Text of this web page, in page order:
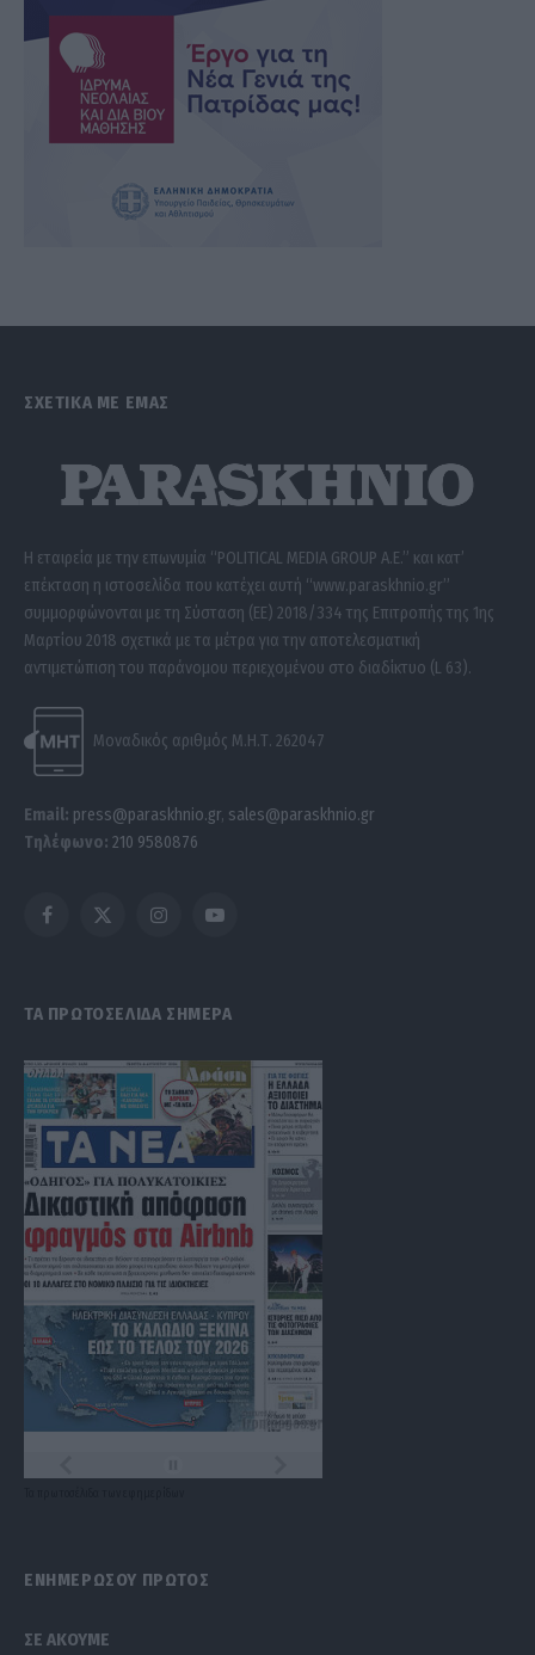
ΣΧΕΤΙΚΑ ΜΕ ΕΜΑΣ
Η εταιρεία με την επωνυμία “POLITICAL MEDIA GROUP A.E.” και κατ’
επέκταση η ιστοσελίδα που κατέχει αυτή “www.paraskhnio.gr”
συμμορφώνονται με τη Σύσταση (ΕΕ) 2018/334 της Επιτροπής της 1ης
Μαρτίου 2018 σχετικά με τα μέτρα για την αποτελεσματική
αντιμετώπιση του παράνομου περιεχομένου στο διαδίκτυο (L 63).
Μοναδικός αριθμός Μ.Η.Τ. 262047
Email: press@paraskhnio.gr, sales@paraskhnio.gr
Τηλέφωνο: 210 9580876
Facebook
X
InstagramYouTube
ΤΑ ΠΡΩΤΟΣΕΛΙΔΑ ΣΗΜΕΡΑ
ΕΝΗΜΕΡΩΣΟΥ ΠΡΩΤΟΣ
ΣΕ ΑΚΟΥΜΕ